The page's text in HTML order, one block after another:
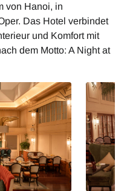
von Hanoi, in
Das Hotel verbindet
und Komfort mit
dem Motto: A Night at